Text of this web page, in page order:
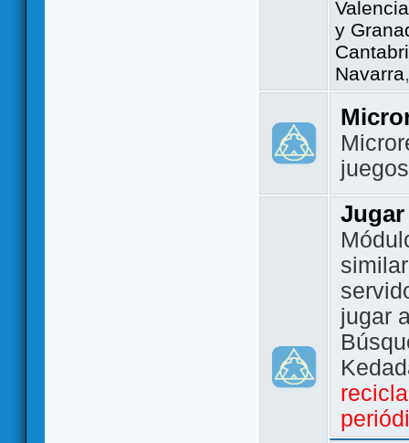
Valencia
y
Navarra
Jugar
jugar